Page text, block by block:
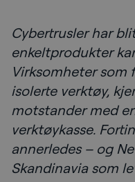
Cybertrusler har
enkeltprodukter
Virksomheter som
isolerte verktøy,
motstander med
verktøykasse.
annerledes – og
Skandinavia som